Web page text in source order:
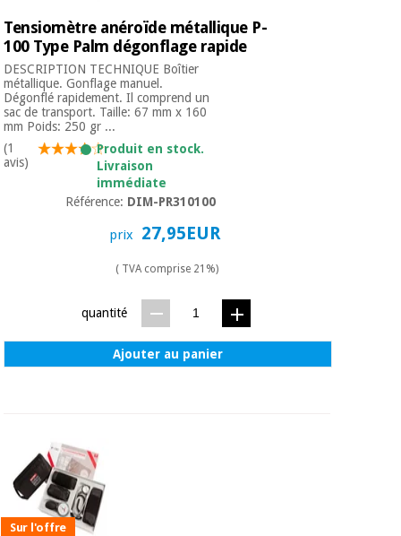
Tensiomètre anéroïde métallique P-
100 Type Palm dégonflage rapide
DESCRIPTION TECHNIQUE Boîtier
métallique. Gonflage manuel.
Dégonflé rapidement. Il comprend un
sac de transport. Taille: 67 mm x 160
mm Poids: 250 gr ...
(1
avis)
Produit en stock.
Livraison
immédiate
Référence: DIM-PR310100
prix 27,95EUR
( TVA comprise 21%)
quantité
Ajouter au panier
Sur l'offre